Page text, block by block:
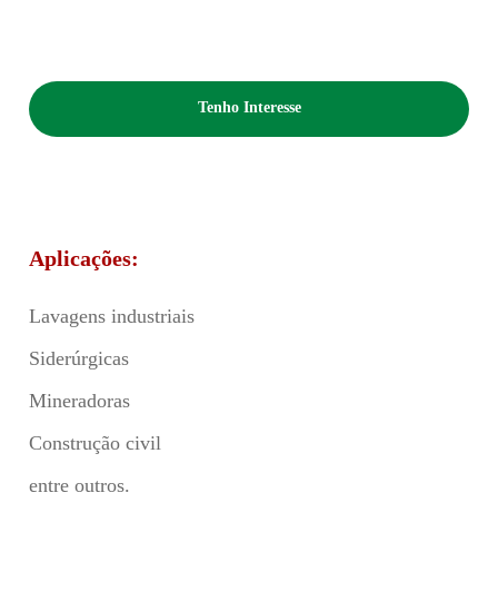
Tenho Interesse
Aplicações:
Lavagens industriais
Siderúrgicas
Mineradoras
Construção civil
entre outros.